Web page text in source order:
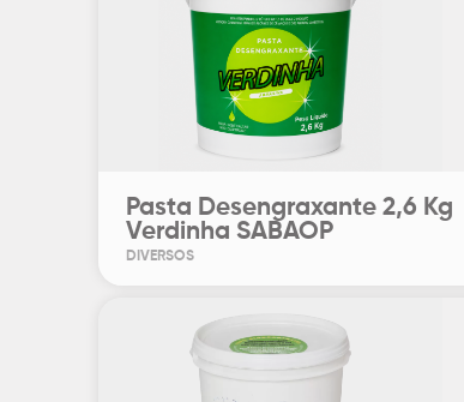
Pasta Desengraxante 2,6 Kg
Verdinha SABAOP
DIVERSOS